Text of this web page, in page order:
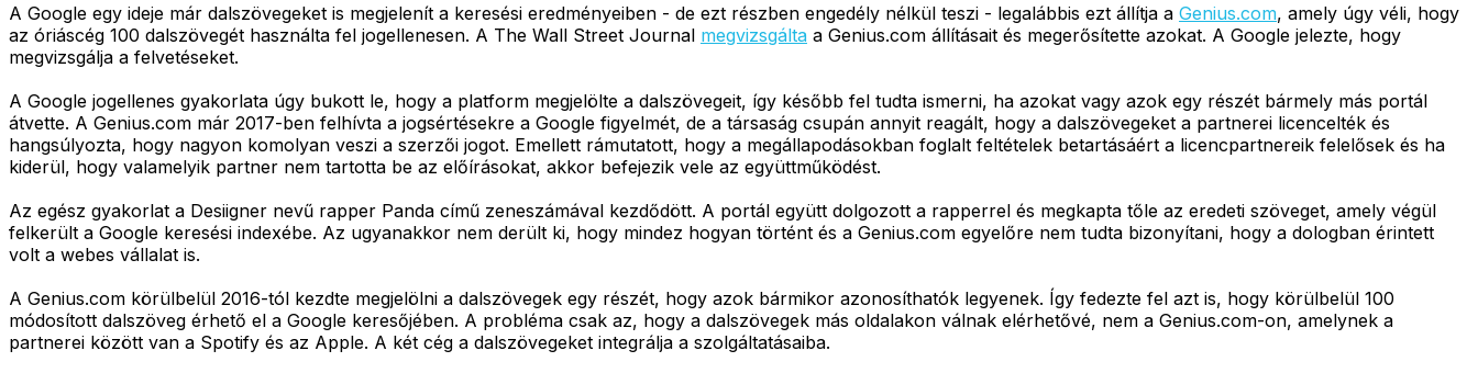
A Google egy ideje már dalszövegeket is megjelenít a keresési eredményeiben - de ezt részben engedély nélkül teszi - legalábbis ezt állítja a Genius.com, amely úgy véli, hogy
az óriáscég 100 dalszövegét használta fel jogellenesen. A The Wall Street Journal megvizsgálta a Genius.com állításait és megerősítette azokat. A Google jelezte, hogy
megvizsgálja a felvetéseket.
A Google jogellenes gyakorlata úgy bukott le, hogy a platform megjelölte a dalszövegeit, így később fel tudta ismerni, ha azokat vagy azok egy részét bármely más portál
átvette. A Genius.com már 2017-ben felhívta a jogsértésekre a Google figyelmét, de a társaság csupán annyit reagált, hogy a dalszövegeket a partnerei licencelték és
hangsúlyozta, hogy nagyon komolyan veszi a szerzői jogot. Emellett rámutatott, hogy a megállapodásokban foglalt feltételek betartásáért a licencpartnereik felelősek és ha
kiderül, hogy valamelyik partner nem tartotta be az előírásokat, akkor befejezik vele az együttműködést.
Az egész gyakorlat a Desiigner nevű rapper Panda című zeneszámával kezdődött. A portál együtt dolgozott a rapperrel és megkapta tőle az eredeti szöveget, amely végül
felkerült a Google keresési indexébe. Az ugyanakkor nem derült ki, hogy mindez hogyan történt és a Genius.com egyelőre nem tudta bizonyítani, hogy a dologban érintett
volt a webes vállalat is.
A Genius.com körülbelül 2016-tól kezdte megjelölni a dalszövegek egy részét, hogy azok bármikor azonosíthatók legyenek. Így fedezte fel azt is, hogy körülbelül 100
módosított dalszöveg érhető el a Google keresőjében. A probléma csak az, hogy a dalszövegek más oldalakon válnak elérhetővé, nem a Genius.com-on, amelynek a
partnerei között van a Spotify és az Apple. A két cég a dalszövegeket integrálja a szolgáltatásaiba.